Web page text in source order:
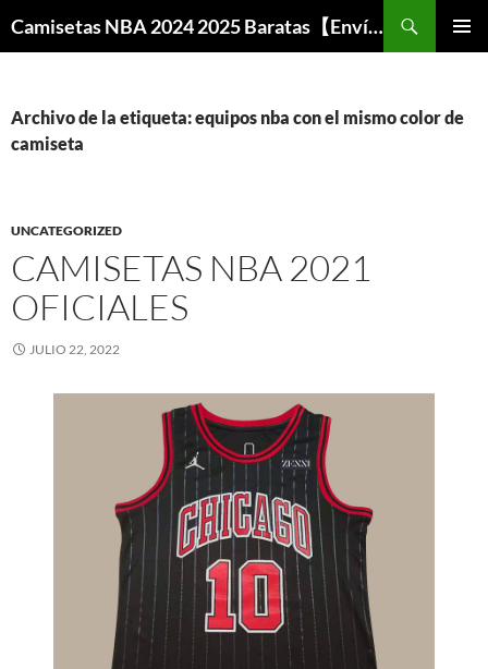
Camisetas NBA 2024 2025 Baratas【Envío Gratis】
Archivo de la etiqueta: equipos nba con el mismo color de
camiseta
UNCATEGORIZED
CAMISETAS NBA 2021
OFICIALES
JULIO 22, 2022